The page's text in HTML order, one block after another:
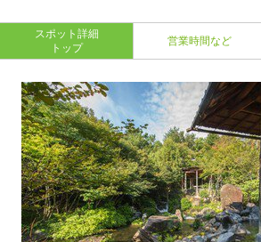
スポット詳細
トップ
営業時間など